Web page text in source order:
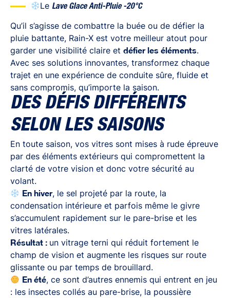
LeLave Glace Anti-Pluie -20°C
Qu’il s’agisse de combattre la buée ou de défier la
pluie battante, Rain-X est votre meilleur atout pour
garder une visibilité claire et défier les éléments.
Avec ses solutions innovantes, transformez chaque
trajet en une expérience de conduite sûre, fluide et
sans compromis, qu’importe la saison.
DES DÉFIS DIFFÉRENTS
SELON LES SAISONS
En toute saison, vos vitres sont mises à rude épreuve
par des éléments extérieurs qui compromettent la
clarté de votre vision et donc votre sécurité au
volant.
En hiver, le sel projeté par la route, la
condensation intérieure et parfois même le givre
s’accumulent rapidement sur le pare-brise et les
vitres latérales.
Résultat : un vitrage terni qui réduit fortement le
champ de vision et augmente les risques sur route
glissante ou par temps de brouillard.
En été, ce sont d’autres ennemis qui entrent en jeu
: les insectes collés au pare-brise, la poussière